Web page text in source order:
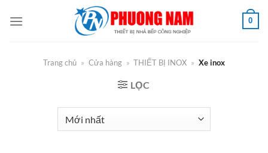
qua
0
Trang chủ » Cửa hàng » THIẾT BỊ INOX » Xe inox
LỌC